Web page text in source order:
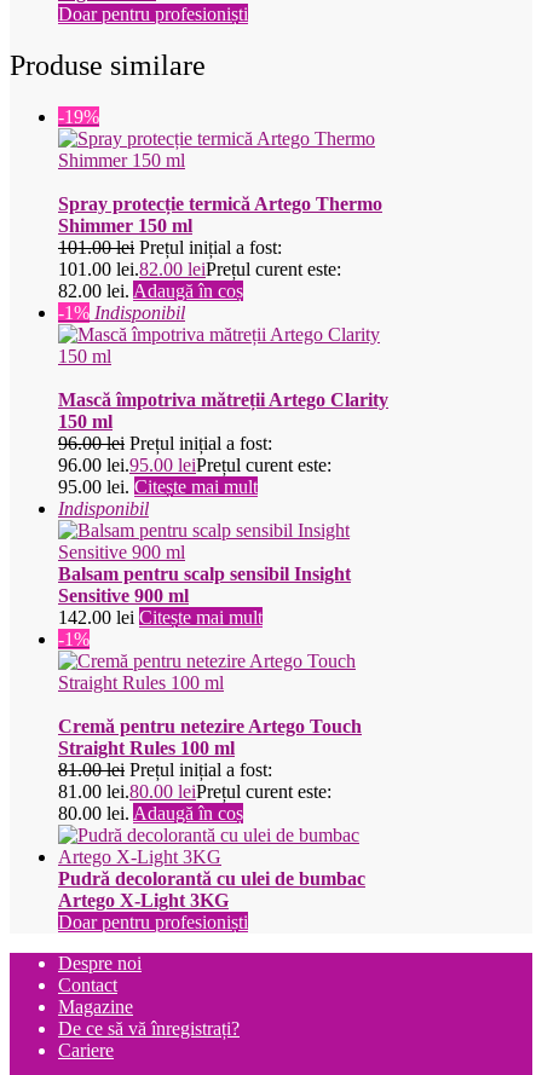
Doar pentru profesioniști
Produse similare
-19%
Spray protecție termică Artego Thermo
Shimmer 150 ml
101.00lei Prețul inițial a fost:
101.00 lei.82.00 leiPrețul curent este:
82.00 lei. Adaugă în coș
-1% Indisponibil
Mască împotriva mătreții Artego Clarity
150 ml
96.00lei Prețul inițial a fost:
96.00 lei.95.00 leiPrețul curent este:
95.00 lei. Citește mai mult
Indisponibil
Balsam pentru scalp sensibil Insight
Sensitive 900 ml
142.00 lei Citește mai mult
-1%
Cremă pentru netezire Artego Touch
Straight Rules 100 ml
81.00lei Prețul inițial a fost:
81.00 lei.80.00 leiPrețul curent este:
80.00 lei. Adaugă în coș
Pudră decolorantă cu ulei de bumbac
Artego X-Light 3KG
Doar pentru profesioniști
Despre noi
Contact
Magazine
De ce să vă înregistrați?
Cariere